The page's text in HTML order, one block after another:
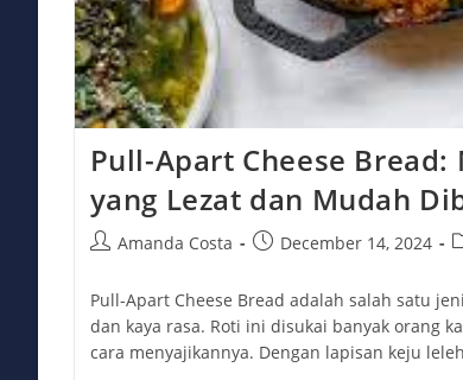
Pull-Apart Cheese
yang Lezat dan Mudah
PostAmanda Costa
PostDecember 14, 2024
Pull-Apart Cheese Bread adalah salah satu
dan kaya rasa. Roti ini disukai banyak orang
cara menyajikannya. Dengan lapisan keju